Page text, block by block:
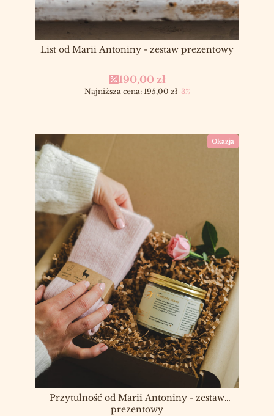
List od Marii Antoniny - zestaw prezentowy
Cena promocyjna
190,00 zł
Najniższa cena: 195,00 zł-3%
Okazja
Przytulność od Marii Antoniny - zestaw
prezentowy